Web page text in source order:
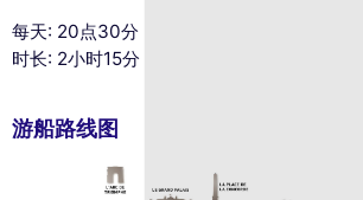
每天: 20点30分
时长: 2小时15分
游船路线图